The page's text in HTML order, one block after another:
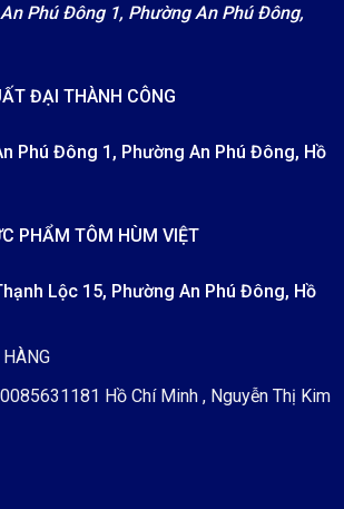
Phú Đông 1, Phường An Phú Đông,
ĐẠI THÀNH CÔNG
Phú Đông 1, Phường An Phú Đông, Hồ
PHẨM TÔM HÙM VIỆT
Lộc 15, Phường An Phú Đông, Hồ
Hồ Chí Minh , Nguyễn Thị Kim